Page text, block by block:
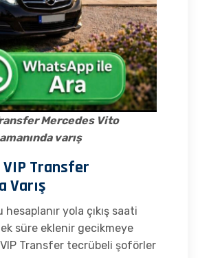
Mercedes Vito
varış
VIP Transfer
Varış
yola çıkış saati
süre eklenir gecikmeye
VIP Transfer tecrübeli şoförler